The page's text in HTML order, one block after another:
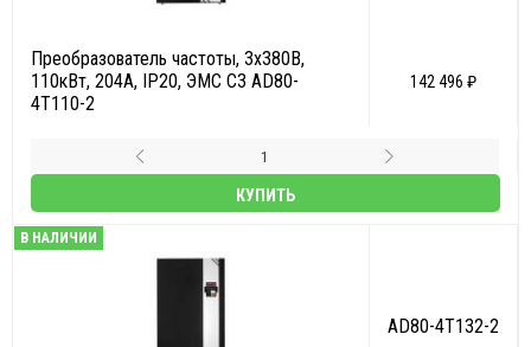
Преобразователь частоты, 3х380В,
110кВт, 204А, IP20, ЭМС С3 AD80-
4T110-2
142 496 ₽
КУПИТЬ
В НАЛИЧИИ
AD80-4T132-2